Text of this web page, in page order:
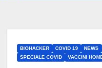
BIOHACKER COVID 19 NEWS
SPECIALE COVID
VACCINI